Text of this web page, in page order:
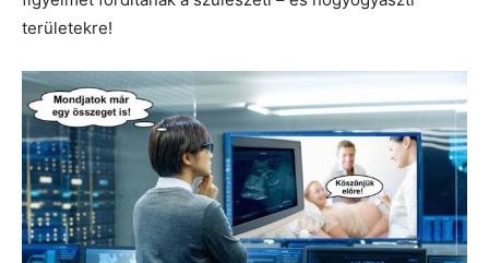
területekre!